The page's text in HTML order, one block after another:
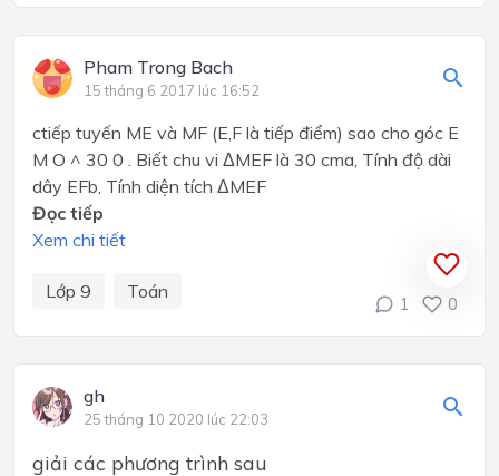
Pham Trong Bach
15 tháng 6 2017 lúc 16:52
ctiếp tuyến ME và MF (E,F là tiếp điểm) sao cho góc E
M O ^ 30 0 . Biết chu vi ΔMEF là 30 cma, Tính độ dài
dây EFb, Tính diện tích ΔMEF
Đọc tiếp
Xem chi tiết
Lớp 9 Toán
1 0
gh
25 tháng 10 2020 lúc 22:03
giải các phương trình sau